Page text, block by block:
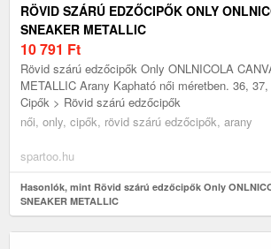
RÖVID SZÁRÚ EDZŐCIPŐK ONLY
SNEAKER METALLIC
10 791 Ft
Rövid szárú edzőcipők Only ONLNICOLA
METALLIC Arany Kapható női méretben. 36,
Cipők > Rövid szárú edzőcipők
női, only, cipők, rövid szárú edzőcipők, arany
spartoo.hu
Hasonlók, mint Rövid szárú edzőcipők Only
SNEAKER METALLIC